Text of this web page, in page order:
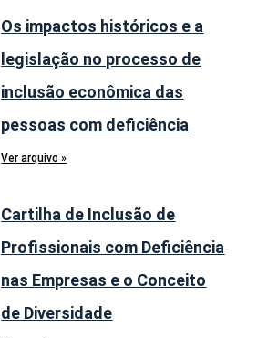
Os impactos históricos e a
legislação no processo de
inclusão econômica das
pessoas com deficiência
Ver arquivo »
Cartilha de Inclusão de
Profissionais com Deficiência
nas Empresas e o Conceito
de Diversidade